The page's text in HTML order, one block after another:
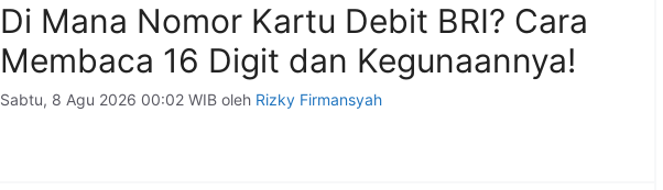
Di Mana Nomor Kartu Debit BRI? Cara
Membaca 16 Digit dan Kegunaannya!
Sabtu, 8 Agu 2026 00:02 WIB oleh Rizky Firmansyah